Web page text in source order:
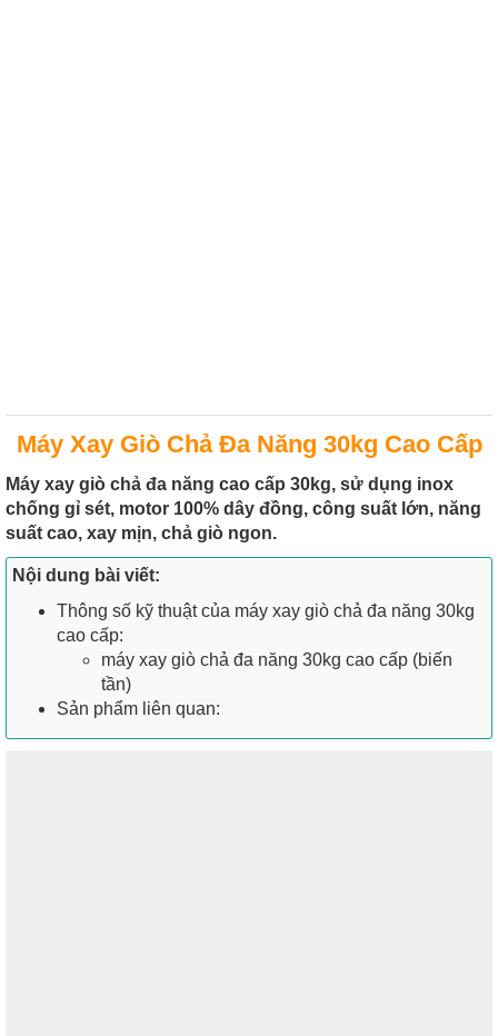
Máy Xay Giò Chả Đa Năng 30kg Cao Cấp
Máy xay giò chả đa năng cao cấp 30kg, sử dụng inox
chống gỉ sét, motor 100% dây đồng, công suất lớn, năng
suất cao, xay mịn, chả giò ngon.
Nội dung bài viết:
Thông số kỹ thuật của máy xay giò chả đa năng 30kg
cao cấp:
máy xay giò chả đa năng 30kg cao cấp (biến
tần)
Sản phẩm liên quan: